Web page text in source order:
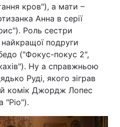
кров"), а мати –
Анна в серії
Роль сестри
найкращої подруги
("Фокус-покус 2",
Ну а справжньою
Руді, якого зіграв
комік Джордж Лопес
"Ріо").